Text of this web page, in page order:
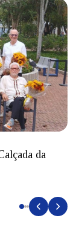
da